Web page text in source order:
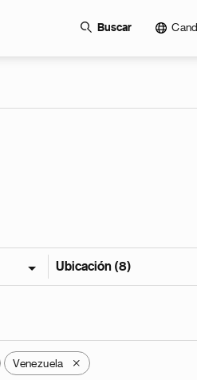
Buscar
Ubicación (8)
Venezuela X